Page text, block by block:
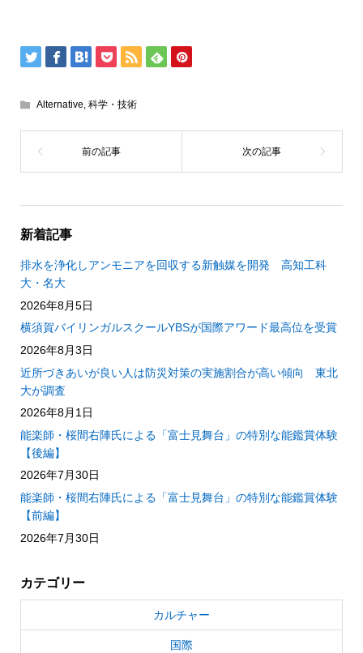
Alternative, 科学・技術
新着記事
排水を浄化しアンモニアを回収する新触媒を開発 高知工科
大・名大
2026年8月5日
横須賀バイリンガルスクールYBSが国際アワード最高位を受賞
2026年8月3日
近所づきあいが良い人は防災対策の実施割合が高い傾向 東北
大が調査
2026年8月1日
能楽師・桜間右陣氏による「富士見舞台」の特別な能鑑賞体験
【後編】
2026年7月30日
能楽師・桜間右陣氏による「富士見舞台」の特別な能鑑賞体験
【前編】
2026年7月30日
カテゴリー
カルチャー
国際